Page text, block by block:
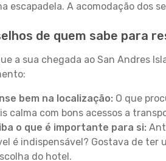
escapadela. A acomodação dos
de quem sabe para
a sua chegada ao San Andres
bem na localização: O que
calma com bons acessos a
o que é importante para si:
é indispensável? Gostava de ter
do hotel.